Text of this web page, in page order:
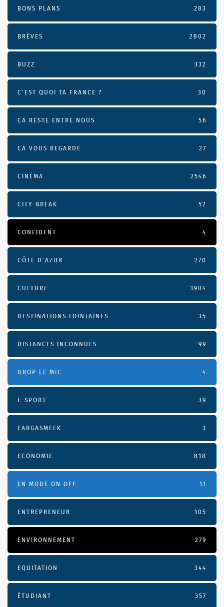
BONS PLANS 283
BRÈVES 2802
BUZZ 332
C'EST QUOI TA FRANCE ? 30
CA RESTE ENTRE NOUS 56
CA VOUS REGARDE 27
CINÉMA 2546
CITY-BREAK 52
CONFIDENT 4
CÔTE D’AZUR 270
CULTURE 3904
DESTINATIONS LOINTAINES 35
DISTANCES INCONNUES 99
DROP LE MIC 4
E-SPORT 39
EARGASMEEK 3
ECONOMIE 818
EN MODE ON OFF 11
ENTREPRENEUR 105
ENVIRONNEMENT 279
EQUITATION 344
ÉTUDIANT 357